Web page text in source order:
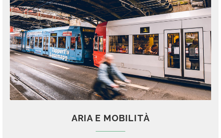
ARIA E MOBILITÀ